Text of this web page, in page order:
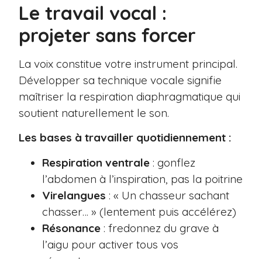
Le travail vocal :
projeter sans forcer
La voix constitue votre instrument principal.
Développer sa technique vocale signifie
maîtriser la respiration diaphragmatique qui
soutient naturellement le son.
Les bases à travailler quotidiennement :
Respiration ventrale : gonflez
l’abdomen à l’inspiration, pas la poitrine
Virelangues : « Un chasseur sachant
chasser… » (lentement puis accélérez)
Résonance : fredonnez du grave à
l’aigu pour activer tous vos